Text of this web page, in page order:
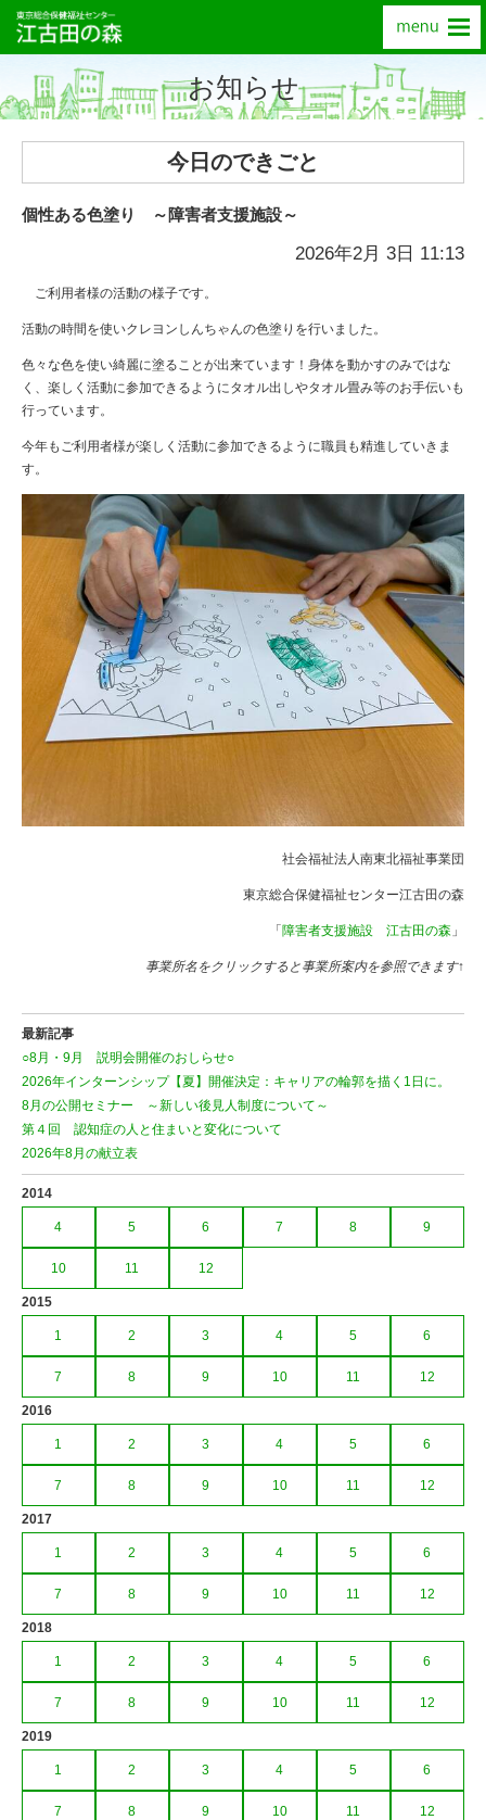
お知らせ
今日のできごと
個性ある色塗り ～障害者支援施設～
2026年2月 3日 11:13
ご利用者様の活動の様子です。
活動の時間を使いクレヨンしんちゃんの色塗りを行いました。
色々な色を使い綺麗に塗ることが出来ています！身体を動かすのみではな
く、楽しく活動に参加できるようにタオル出しやタオル畳み等のお手伝いも
行っています。
今年もご利用者様が楽しく活動に参加できるように職員も精進していきま
す。
社会福祉法人南東北福祉事業団
東京総合保健福祉センター江古田の森
「 障害者支援施設 江古田の森 」
事業所名をクリックすると事業所案内を参照できます↑
最新記事
○8月・9月 説明会開催のおしらせ○
2026年インターンシップ【夏】開催決定：キャリアの輪郭を描く1日に。
8月の公開セミナー ～新しい後見人制度について～
第４回 認知症の人と住まいと変化について
2026年8月の献立表
2014
4 5 6 7 8 9
10 11 12
2015
1 2 3 4 5 6
7 8 9 10 11 12
2016
1 2 3 4 5 6
7 8 9 10 11 12
2017
1 2 3 4 5 6
7 8 9 10 11 12
2018
1 2 3 4 5 6
7 8 9 10 11 12
2019
1 2 3 4 5 6
7 8 9 10 11 12